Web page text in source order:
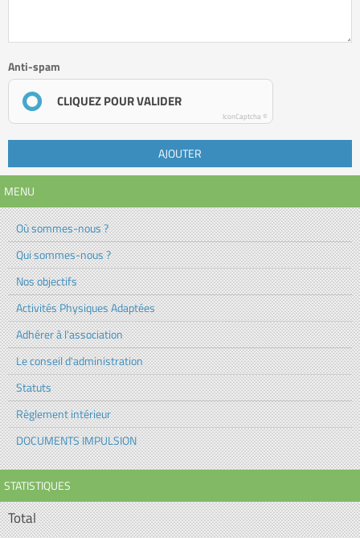
Anti-spam
CLIQUEZ POUR VALIDER
IconCaptcha ©
AJOUTER
MENU
Où sommes-nous ?
Qui sommes-nous ?
Nos objectifs
Activités Physiques Adaptées
Adhérer à l'association
Le conseil d'administration
Statuts
Règlement intérieur
DOCUMENTS IMPULSION
STATISTIQUES
Total